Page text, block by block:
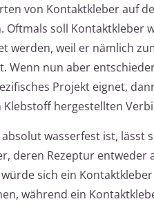
von Kontaktkleber auf
Oftmals soll Kontaktkleber
werden, weil er nämlich
Wenn nun aber
Projekt eignet,
hergestellten
wasserfest ist, lässt
deren Rezeptur entweder
sich ein
während ein